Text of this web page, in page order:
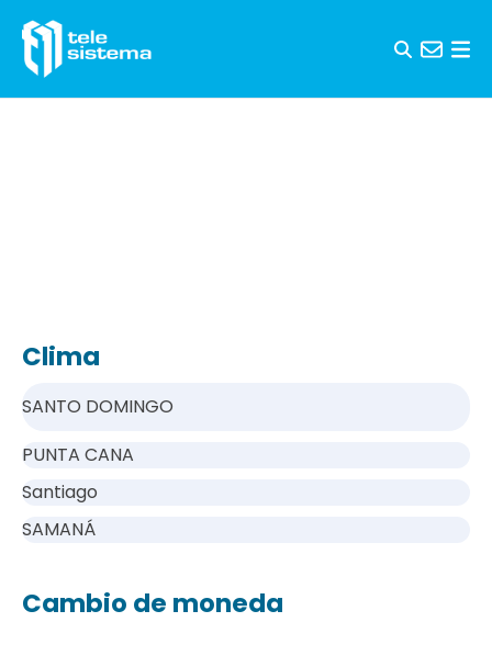
Clima
SANTO DOMINGO
PUNTA CANA
Santiago
SAMANÁ
Cambio de moneda